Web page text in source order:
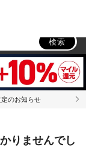
検索
のお知らせ
りませんでし